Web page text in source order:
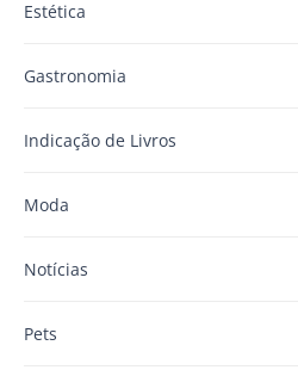
Estética
Gastronomia
Indicação de Livros
Moda
Notícias
Pets